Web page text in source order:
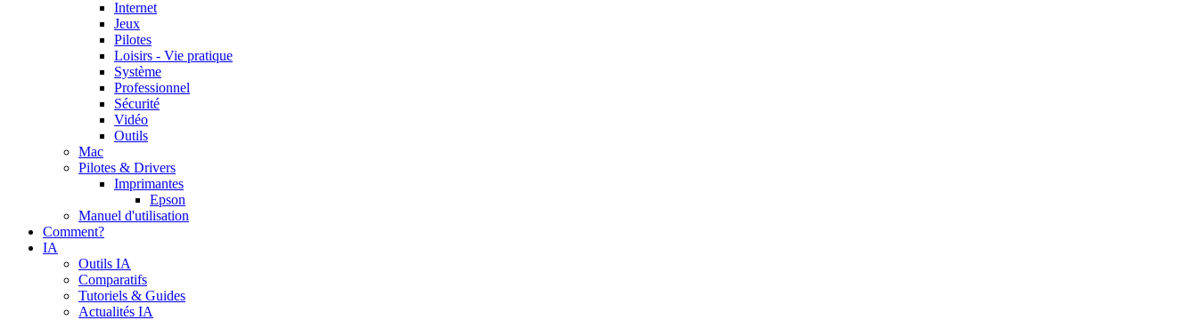
Internet
Jeux
Pilotes
Loisirs - Vie pratique
Système
Professionnel
Sécurité
Vidéo
Outils
Mac
Pilotes & Drivers
Imprimantes
Epson
Manuel d'utilisation
Comment?
IA
Outils IA
Comparatifs
Tutoriels & Guides
Actualités IA